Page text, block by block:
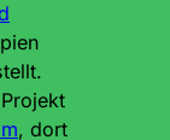
, dort